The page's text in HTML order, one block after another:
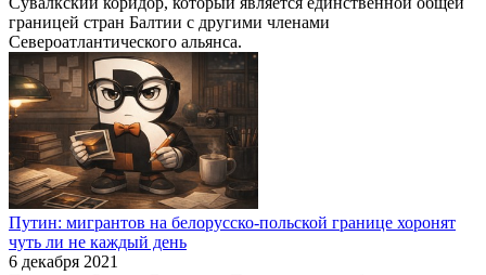
границей стран Балтии с другими членами
Североатлантического альянса.
Путин: мигрантов на белорусско-польской границе хоронят
чуть ли не каждый день
6 декабря 2021